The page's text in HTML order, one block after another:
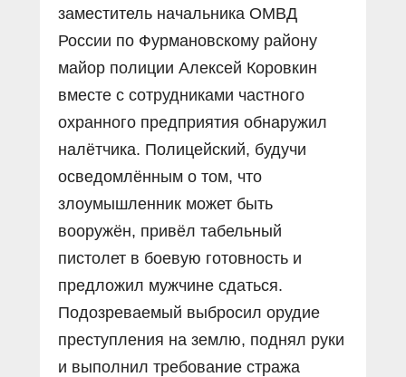
заместитель начальника ОМВД
России по Фурмановскому району
майор полиции Алексей Коровкин
вместе с сотрудниками частного
охранного предприятия обнаружил
налётчика. Полицейский, будучи
осведомлённым о том, что
злоумышленник может быть
вооружён, привёл табельный
пистолет в боевую готовность и
предложил мужчине сдаться.
Подозреваемый выбросил орудие
преступления на землю, поднял руки
и выполнил требование стража